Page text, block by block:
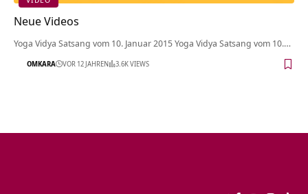
Neue Videos
Yoga Vidya Satsang vom 10. Januar 2015 Yoga Vidya Satsang vom 10.…
OMKARA VOR 12 JAHREN 3.6K VIEWS